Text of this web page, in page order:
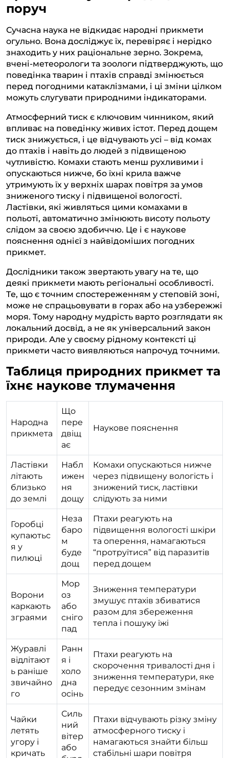
поруч
Сучасна наука не відкидає народні прикмети
огульно. Вона досліджує їх, перевіряє і нерідко
знаходить у них раціональне зерно. Зокрема,
вчені-метеорологи та зоологи підтверджують, що
поведінка тварин і птахів справді змінюється
перед погодними катаклізмами, і ці зміни цілком
можуть слугувати природними індикаторами.
Атмосферний тиск є ключовим чинником, який
впливає на поведінку живих істот. Перед дощем
тиск знижується, і це відчувають усі – від комах
до птахів і навіть до людей з підвищеною
чутливістю. Комахи стають менш рухливими і
опускаються нижче, бо їхні крила важче
утримують їх у верхніх шарах повітря за умов
зниженого тиску і підвищеної вологості.
Ластівки, які живляться цими комахами в
польоті, автоматично змінюють висоту польоту
слідом за своєю здобиччю. Це і є наукове
пояснення однієї з найвідоміших погодних
прикмет.
Дослідники також звертають увагу на те, що
деякі прикмети мають регіональні особливості.
Те, що є точним спостереженням у степовій зоні,
може не спрацьовувати в горах або на узбережжі
моря. Тому народну мудрість варто розглядати як
локальний досвід, а не як універсальний закон
природи. Але у своєму рідному контексті ці
прикмети часто виявляються напрочуд точними.
Таблиця природних прикмет та
їхнє наукове тлумачення
Народна
прикмета
Що
пере
двіщ
ає
Наукове пояснення
Ластівки
літають
близько
до землі
Набл
ижен
ня
дощу
Комахи опускаються нижче
через підвищену вологість і
знижений тиск, ластівки
слідують за ними
Горобці
купаютьс
я у
пилюці
Неза
баро
м
буде
дощ
Птахи реагують на
підвищення вологості шкіри
та оперення, намагаються
“протруїтися” від паразитів
перед дощем
Ворони
каркають
зграями
Мор
оз
або
сніго
пад
Зниження температури
змушує птахів збиватися
разом для збереження
тепла і пошуку їжі
Журавлі
відлітают
ь раніше
звичайно
го
Ранн
я і
холо
дна
осінь
Птахи реагують на
скорочення тривалості дня і
зниження температури, яке
передує сезонним змінам
Чайки
летять
угору і
кричать
Силь
ний
вітер
або
Птахи відчувають різку зміну
атмосферного тиску і
намагаються знайти більш
стабільні шари повітря